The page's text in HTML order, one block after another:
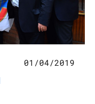
01/04/2019